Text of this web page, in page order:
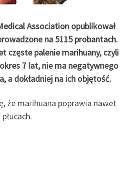
Association opublikował
na 5115 probantach.
częste palenie marihuany, czyli
7 lat, nie ma negatywnego
a dokładniej na ich objętość.
że marihuana poprawia nawet